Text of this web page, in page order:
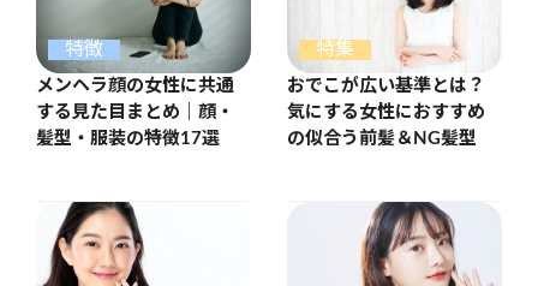
特徴
メンヘラ顔の女性に共通
する見た目まとめ｜顔・
髪型・服装の特徴17選
特集
おでこが広い基準とは？
気にする女性におすすめ
の似合う前髪＆NG髪型